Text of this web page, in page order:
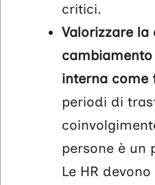
critici.
Valorizzare la
interna
periodi di
persone è un
Le HR